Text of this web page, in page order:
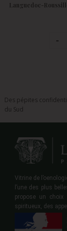
Languedoc-
Des pépites
du Sud
Vitrine de
l’une des plus
propose un
spiritueux, des